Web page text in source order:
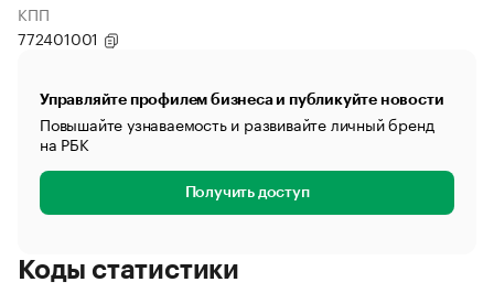
КПП
772401001
Управляйте профилем бизнеса и публикуйте новости
Повышайте узнаваемость и развивайте личный бренд
на РБК
Получить доступ
Коды статистики